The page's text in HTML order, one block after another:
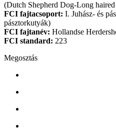
(Dutch Shepherd Dog-Long
FCI fajtacsoport: I. Juhász- és
pásztorkutyák)
FCI fajtanév: Hollandse
FCI standard: 223
Megosztás